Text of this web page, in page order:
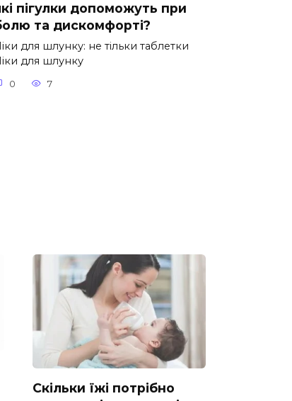
пігулки допоможуть при
та дискомфорті?
для шлунку: не тільки таблетки
для шлунку
0 7
Скільки їжі потрібно